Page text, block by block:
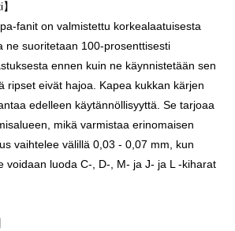
fanit on valmistettu korkealaatuisesta
ne suoritetaan 100-prosenttisesti
ennen kuin ne käynnistetään sen
ripset eivät hajoa. Kapea kukkan kärjen
edelleen käytännöllisyyttä. Se tarjoaa
mikä varmistaa erinomaisen
vaihtelee välillä 0,03 - 0,07 mm, kun
voidaan luoda C-, D-, M- ja J- ja L -kiharat